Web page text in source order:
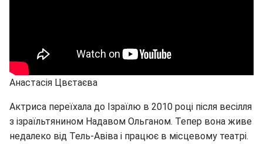
Анастасія Цвєтаєва
Актриса переїхала до Ізраїлю в 2010 році після весілля
з ізраїльтянином Надавом Ольганом. Тепер вона живе
недалеко від Тель-Авіва і працює в місцевому театрі.